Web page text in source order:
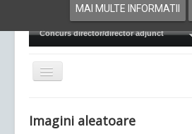
MAI MULTE INFORMATII
Examene Naționale
Concurs director/director adjunct
Comută
navigarea
Imagini aleatoare